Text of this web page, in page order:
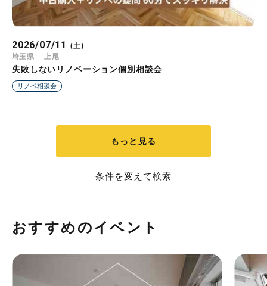
2026/07/11
(土)
埼玉県
上尾
失敗しないリノベーション個別相談会
リノベ相談会
もっと見る
条件を変えて検索
おすすめのイベント